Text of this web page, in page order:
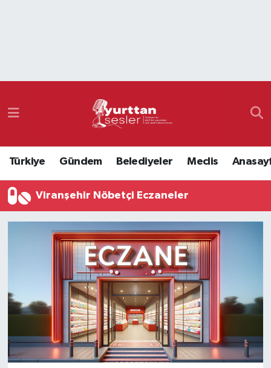
Türkiye Gündem Belediyeler Meclis
Viranşehir Nöbetçi Eczaneler
Namaz Vakitleri
Süper Lig Puan Durumu ve Fikstür
Tüm Manşetler
Son Dakika Haberleri
Haber Arşivi